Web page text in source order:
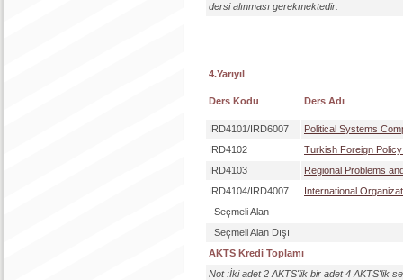
dersi alınması gerekmektedir.
4.Yarıyıl
Ders Kodu Ders Adı
IRD4101/IRD6007
Political Systems
IRD4102
Turkish Foreign
IRD4103
Regional Problems
IRD4104/IRD4007
International
Seçmeli Alan
Seçmeli Alan Dışı
AKTS Kredi Toplamı
Not :İki adet 2 AKTS'lik bir adet 4 AKTS'lik